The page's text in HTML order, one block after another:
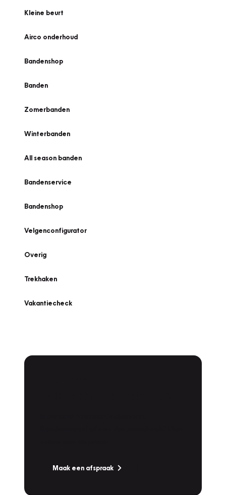
Kleine beurt
Airco onderhoud
Bandenshop
Banden
Zomerbanden
Winterbanden
All season banden
Bandenservice
Bandenshop
Velgenconfigurator
Overig
Trekhaken
Vakantiecheck
Maak een afspraak